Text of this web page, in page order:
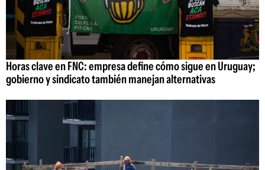
Horas clave en FNC: empresa define cómo sigue en Uruguay;
gobierno y sindicato también manejan alternativas